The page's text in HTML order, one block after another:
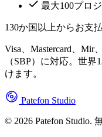
最大100プロ
130か国以上からお支
Visa、Mastercard、
（SBP）に対応。世
けます。
Patefon Studio
© 2026 Patefon Studio.